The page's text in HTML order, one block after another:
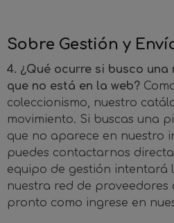
Sobre Gestión y
4. ¿Qué ocurre si busco
que no está en la web?
coleccionismo, nuestro
movimiento. Si buscas una
que no aparece en nuestro
puedes contactarnos
equipo de gestión intentará
nuestra red de
pronto como ingrese en